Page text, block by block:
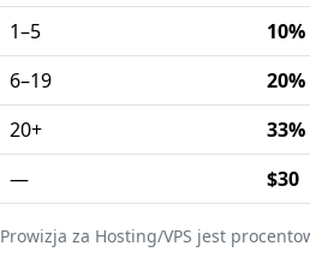
1–5
10%
6–19
20%
20+
33%
—
$30
Prowizja za Hosting/VPS jest